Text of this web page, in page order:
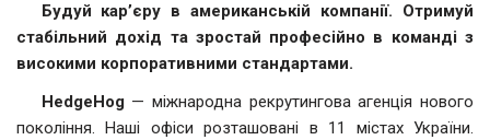
Будуй кар’єру в американській компанії. Отримуй
стабільний дохід та зростай професійно в команді з
високими корпоративними стандартами.
HedgeHog — міжнародна рекрутингова агенція нового
покоління. Наші офіси розташовані в 11 містах України.